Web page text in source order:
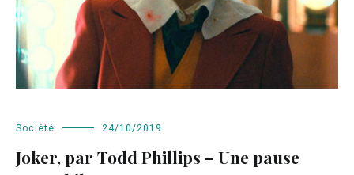
Société 24/10/2019
Joker, par Todd Phillips – Une pause